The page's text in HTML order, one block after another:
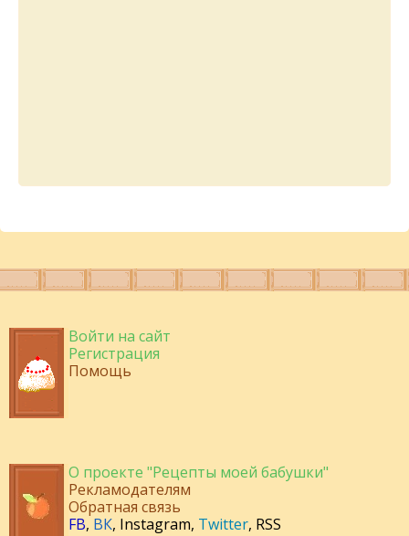
Войти на сайт
Регистрация
Помощь
О проекте "Рецепты моей бабушки"
Рекламодателям
Обратная связь
FB, ВК, Instagram, Twitter, RSS